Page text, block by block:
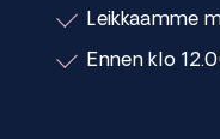
Leikkaamme
Ennen klo